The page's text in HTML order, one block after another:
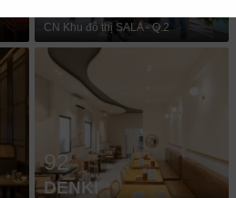
CN Khu đô thị SALA - Q.2
92
DENKI